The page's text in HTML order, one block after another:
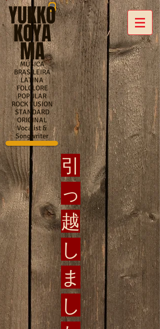
YUKKO
KOYA
MA
MÚSICA
BRASILEIRA
LATINA
FOLCLORE
POPULAR
ROCK FUSION
STANDARD
ORIGINAL
Vocalist &
Songwriter
引
っ
越
し
ま
し